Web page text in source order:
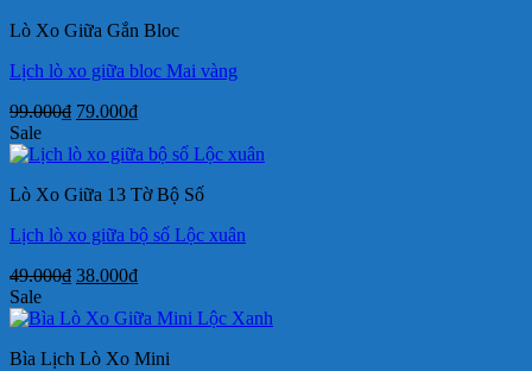
38.000₫.
Lò Xo Giữa Gắn Bloc
Lịch lò xo giữa bloc Mai vàng
99.000₫ Giá
là:
79.000₫Giá
tại
79.000₫.
Sale
Lò Xo Giữa 13 Tờ Bộ Số
Lịch lò xo giữa bộ số Lộc xuân
49.000₫ Giá
là:
38.000₫Giá
tại
38.000₫.
Sale
Bìa Lịch Lò Xo Mini